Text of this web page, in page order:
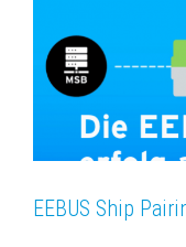
EEBUS Ship